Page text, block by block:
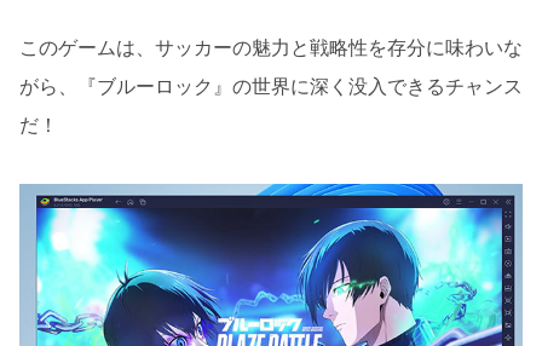
このゲームは、サッカーの魅力と戦略性を存分に味わいな
がら、『ブルーロック』の世界に深く没入できるチャンス
だ！